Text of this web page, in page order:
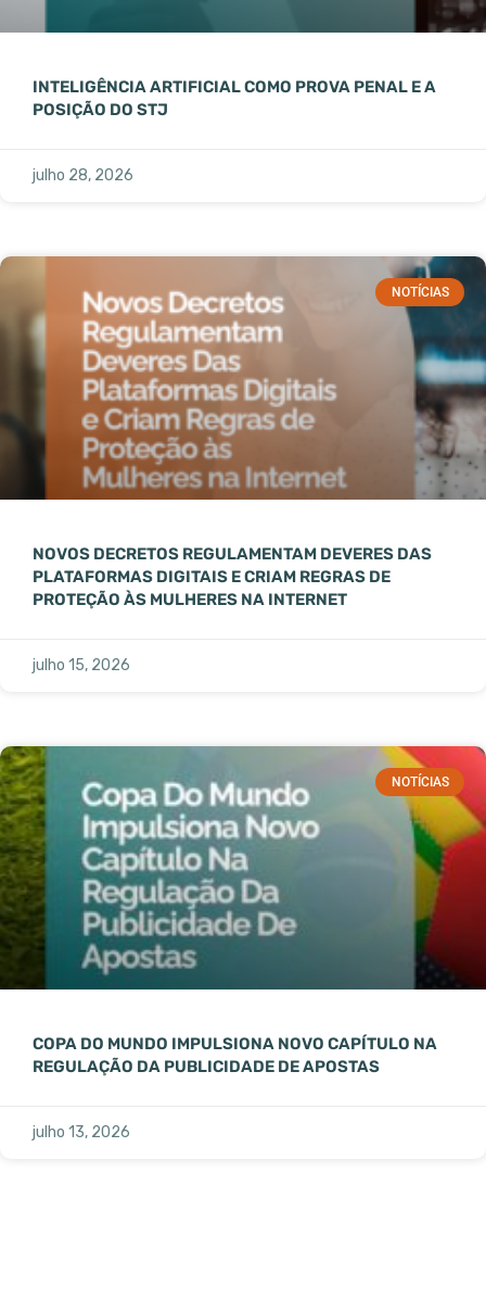
INTELIGÊNCIA ARTIFICIAL COMO PROVA PENAL E A
POSIÇÃO DO STJ
julho 28, 2026
NOTÍCIAS
NOVOS DECRETOS REGULAMENTAM DEVERES DAS
PLATAFORMAS DIGITAIS E CRIAM REGRAS DE
PROTEÇÃO ÀS MULHERES NA INTERNET
julho 15, 2026
NOTÍCIAS
COPA DO MUNDO IMPULSIONA NOVO CAPÍTULO NA
REGULAÇÃO DA PUBLICIDADE DE APOSTAS
julho 13, 2026